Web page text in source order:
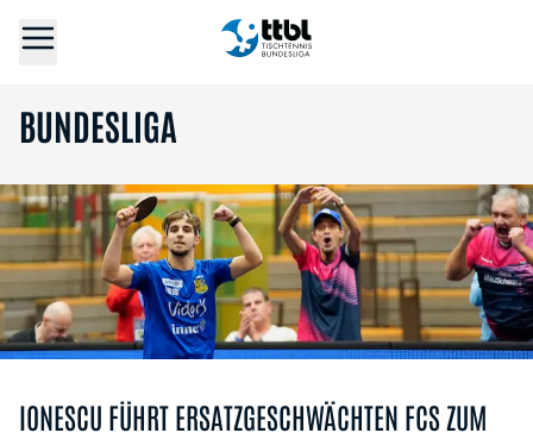
BUNDESLIGA
IONESCU FÜHRT ERSATZGESCHWÄCHTEN FCS ZUM